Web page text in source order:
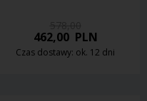
462,00PLN
Czas dostawy: ok. 12 dni